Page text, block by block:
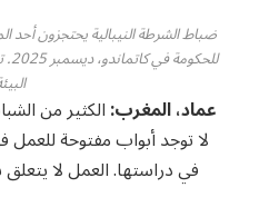
ضباط الشرطة النيبالية يحتجزون
للحكومة في كاتماندو، ديسمبر 2025.
عماد، المغرب:الكثير من
لا توجد أبواب مفتوحة
في دراستها. العمل لا